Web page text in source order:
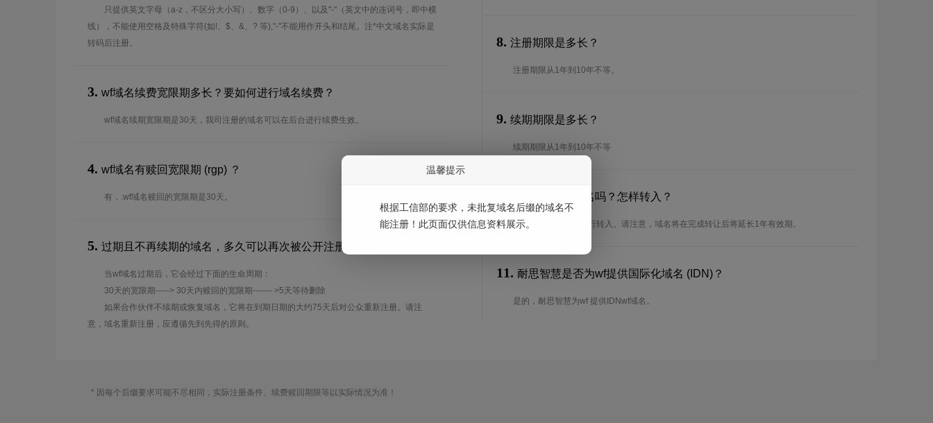
只提供英文字母（a-z，不区分大小写）、数字（0-9）、以及"-"（英文中的连词号，即中横
线），不能使用空格及特殊字符(如!、$、&、? 等),"-"不能用作开头和结尾。注*中文域名实际是
转码后注册。
3. wf域名续费宽限期多长？要如何进行域名续费？
wf域名续期宽限期是30天，我司注册的域名可以在后台进行续费生效。
4. wf域名有赎回宽限期 (rgp) ？
有，.wf域名赎回的宽限期是30天。
5. 过期且不再续期的域名，多久可以再次被公开注册？
当wf域名过期后，它会经过下面的生命周期：
30天的宽限期-----> 30天内赎回的宽限期------- >5天等待删除
如果合作伙伴不续期或恢复域名，它将在到期日期的大约75天后对公众重新注册。请注
意，域名重新注册，应遵循先到先得的原则。
8. 注册期限是多长？
注册期限从1年到10年不等。
9. 续期期限是多长？
续期期限从1年到10年不等
可以转入wf域名吗？怎样转入？
是的，wf域名可以进行转入。请注意，域名将在完成转让后将延长1年有效期。
11. 耐思智慧是否为wf提供国际化域名 (IDN)？
是的，耐思智慧为wf 提供IDNwf域名。
* 因每个后缀要求可能不尽相同，实际注册条件、续费赎回期限等以实际情况为准！
温馨提示
根据工信部的要求，未批复域名后缀的域名不
能注册！此页面仅供信息资料展示。